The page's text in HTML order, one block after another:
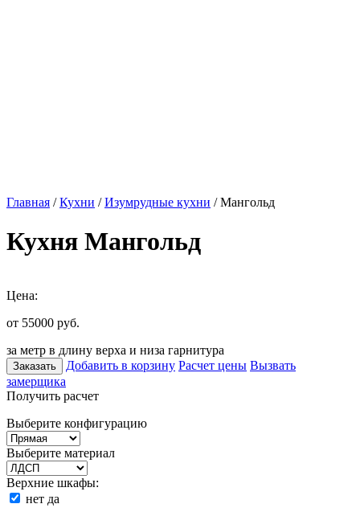
Главная /Кухни /Изумрудные кухни / Мангольд
Кухня Мангольд
Цена:
от 55000 руб.
за метр в длину верха и низа гарнитура
Заказать Добавить в корзину Расчет цены Вызвать
замерщика
Получить расчет
Выберите конфигурацию
Выберите материал
Верхние шкафы:
нет да